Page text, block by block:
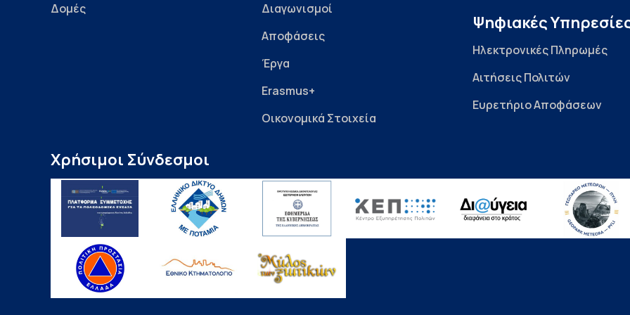
Δομές
Διαγωνισμοί
Αποφάσεις
Έργα
Erasmus+
Οικονομικά Στοιχεία
Ψηφιακές
Ηλεκτρονικές Πληρωμές
Αιτήσεις Πολιτών
Ευρετήριο Αποφάσεων
Χρήσιμοι Σύνδεσμοι